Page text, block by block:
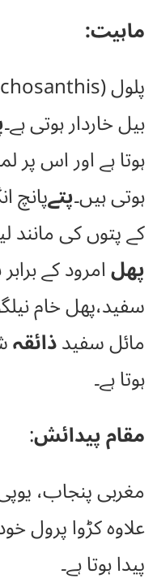
ماہیت:
بیل خاردار ہوتی ہے۔
ہوتا ہے اور اس پر
ہوتی ہیں۔پتےپانچ
کے پتوں کی مانند
پھلامرود کے برابر
سفید،پھل خام
مائل سفیدذائقہ
ہوتا ہے۔
مقام پیدائش:
مغربی پنجاب،
علاوہ کڑوا پرول
پیدا ہوتا ہے۔